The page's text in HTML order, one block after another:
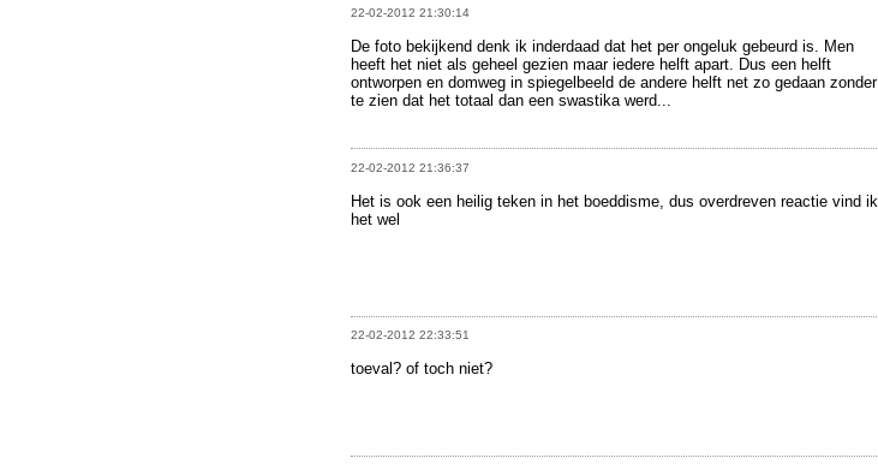
22-02-2012 21:30:14
De foto bekijkend denk ik inderdaad dat het per ongeluk gebeurd is. Men
heeft het niet als geheel gezien maar iedere helft apart. Dus een helft
ontworpen en domweg in spiegelbeeld de andere helft net zo gedaan zonder
te zien dat het totaal dan een swastika werd...
22-02-2012 21:36:37
Het is ook een heilig teken in het boeddisme, dus overdreven reactie vind ik
het wel
22-02-2012 22:33:51
toeval? of toch niet?